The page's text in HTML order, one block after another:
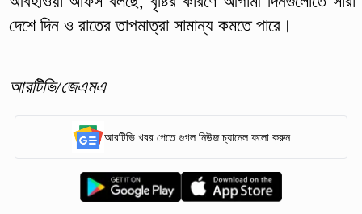
দেশে দিন ও রাতের তাপমাত্রা সামান্য কমতে পারে।
আরটিভি/জেএমএ
আরটিভি খবর পেতে গুগল নিউজ চ্যানেল ফলো করুন